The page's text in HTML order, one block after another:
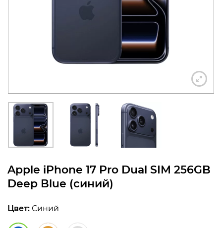
Apple iPhone 17 Pro Dual SIM 256GB
Deep Blue (синий)
Цвет: Синий
политикой
конфиденциальности
+7 812 318-40-14
(c 10:00 до 21:00, без
выходных)